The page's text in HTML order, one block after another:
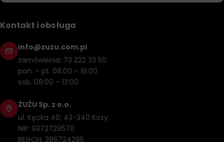
Kontakt i obsługa
info@zuzu.com.pl
zamówienia: 73 222 33 50
pon. – pt. 08:00 – 16:00
sob. 08:00 – 13:00
ŻUŻU Sp. z o.o.
ul. Kęcka 40, 43-340 Kozy
NIP: 9372729570
REGON: 386724285